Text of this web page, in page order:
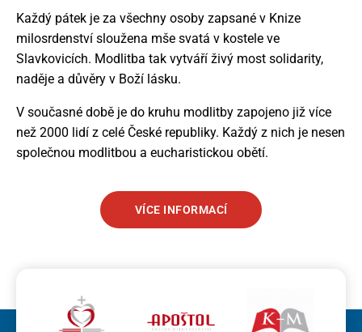
predstaveny@pallotini.cz
Každý pátek je za všechny osoby zapsané v Knize
milosrdenství sloužena mše svatá v kostele ve
Slavkovicích. Modlitba tak vytváří živý most solidarity,
naděje a důvěry v Boží lásku.
V současné době je do kruhu modlitby zapojeno již více
než 2000 lidí z celé České republiky. Každý z nich je nesen
společnou modlitbou a eucharistickou obětí.
VÍCE INFORMACÍ